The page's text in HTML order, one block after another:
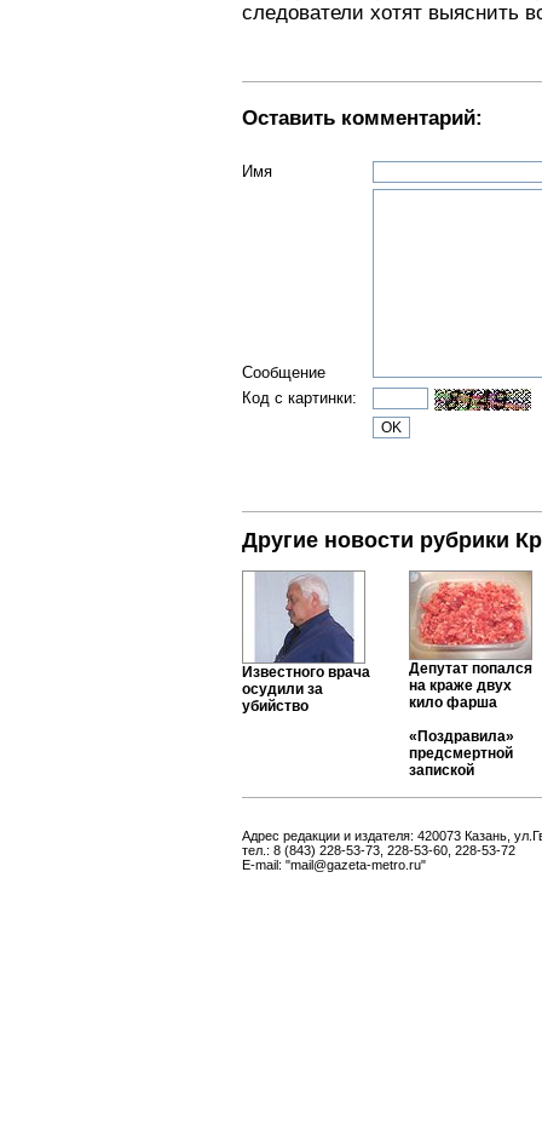
следователи хотят выяснить
Оставить комментарий:
Имя
Сообщение
Код с картинки:
Другие новости рубрики
Известного врача
осудили за
убийство
Депутат попался
на краже двух
кило фарша
«Поздравила»
предсмертной
запиской
Адрес редакции и издателя: 420073 Казань,
тел.: 8 (843) 228-53-73, 228-53-60, 228-53-72
E-mail: "mail@gazeta-metro.ru"